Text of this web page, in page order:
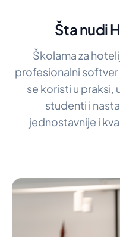
Šta nudi
Školama za
profesionalni softver
se koristi u praksi,
studenti i
jednostavnije i